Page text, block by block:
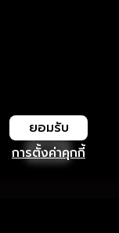
การตั้งค่าคุกกี้
ยอมรับ
เปิด